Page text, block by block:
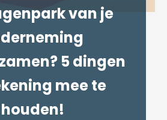
van je
5 dingen
mee te
houden!